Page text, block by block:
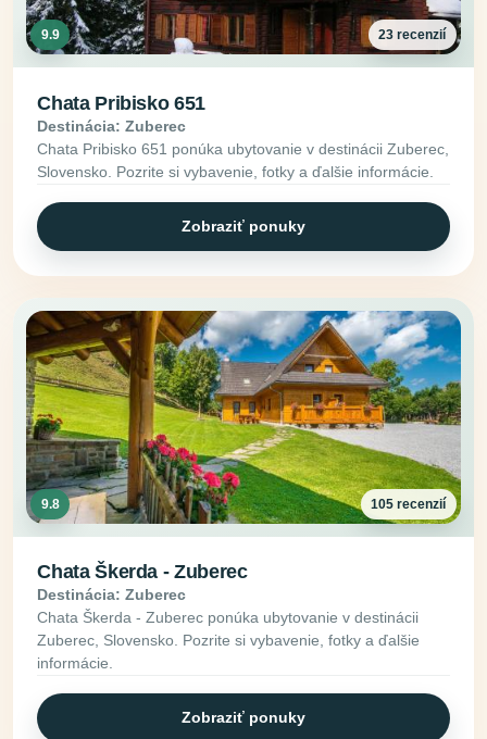
9.9 23 recenzií
Chata Pribisko 651
Destinácia: Zuberec
Chata Pribisko 651 ponúka ubytovanie v destinácii Zuberec,
Slovensko. Pozrite si vybavenie, fotky a ďalšie informácie.
Zobraziť ponuky
9.8 105 recenzií
Chata Škerda - Zuberec
Destinácia: Zuberec
Chata Škerda - Zuberec ponúka ubytovanie v destinácii
Zuberec, Slovensko. Pozrite si vybavenie, fotky a ďalšie
informácie.
Zobraziť ponuky